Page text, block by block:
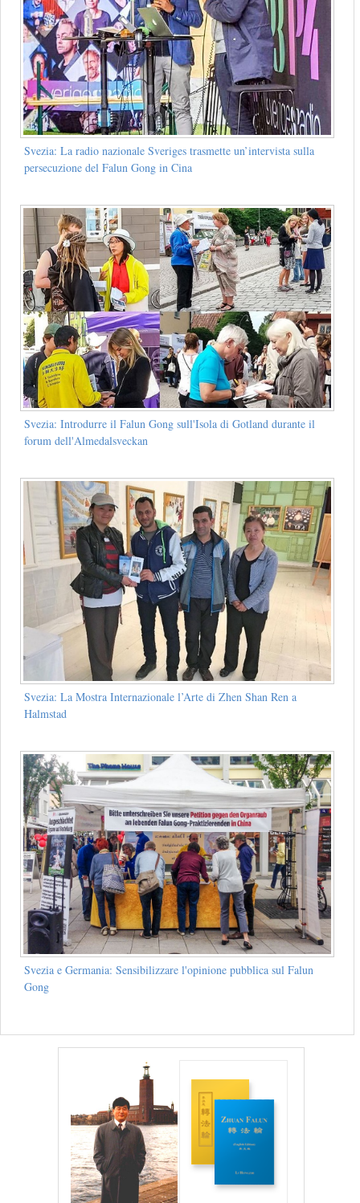
Svezia: La radio nazionale Sveriges trasmette un’intervista sulla
persecuzione del Falun Gong in Cina
Svezia: Introdurre il Falun Gong sull'Isola di Gotland durante il
forum dell'Almedalsveckan
Svezia: La Mostra Internazionale l’Arte di Zhen Shan Ren a
Halmstad
Svezia e Germania: Sensibilizzare l'opinione pubblica sul Falun
Gong